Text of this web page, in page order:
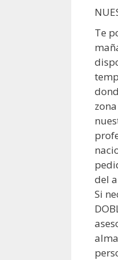
Te
del
Si